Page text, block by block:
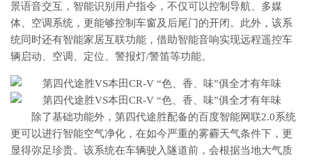
景语音交互，智能识别用户指令，不仅可以控制导航、多媒
体、空调系统，更能够控制车窗及后尾门的开闭。此外，该系
统同时还有智能家居互联功能，借助智能音响实现远程遥控车
辆启动、空调、定位、警报灯/警笛等功能。
除了基础功能外，第四代途胜配备的百度智能网联2.0系统
更可以进行智能空气净化，在如今严重的雾霾天气条件下，更
显得弥足珍贵。该系统在车辆驶入隧道前，会根据当地大气质